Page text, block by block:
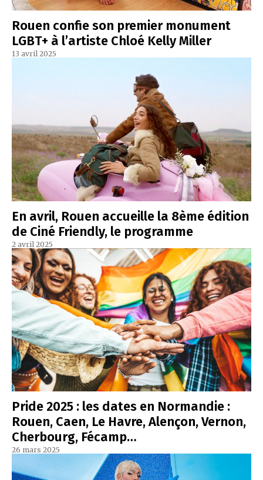
Rouen confie son premier monument
LGBT+ à l’artiste Chloé Kelly Miller
13 avril 2025
En avril, Rouen accueille la 8ème édition
de Ciné Friendly, le programme
2 avril 2025
Pride 2025 : les dates en Normandie :
Rouen, Caen, Le Havre, Alençon, Vernon,
Cherbourg, Fécamp…
26 mars 2025